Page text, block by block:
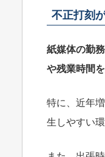
不正打刻
紙媒体の勤
や残業時間
特に、近年
生しやすい